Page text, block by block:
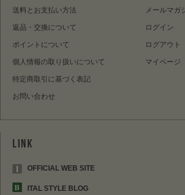
送料とお支払い方法
返品・交換について
ポイントについて
個人情報の取り扱いについて
特定商取引に基づく表記
お問い合わせ
メールマガ
ログイン
ログアウト
マイページ
OFFICIAL WEB SITE
ITAL STYLE BLOG